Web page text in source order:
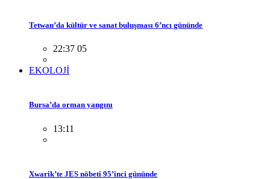
Tetwan’da kültür ve sanat buluşması 6’ncı gününde
22:37 05
EKOLOJİ
Bursa’da orman yangını
13:11
Xwarik’te JES nöbeti 95’inci gününde